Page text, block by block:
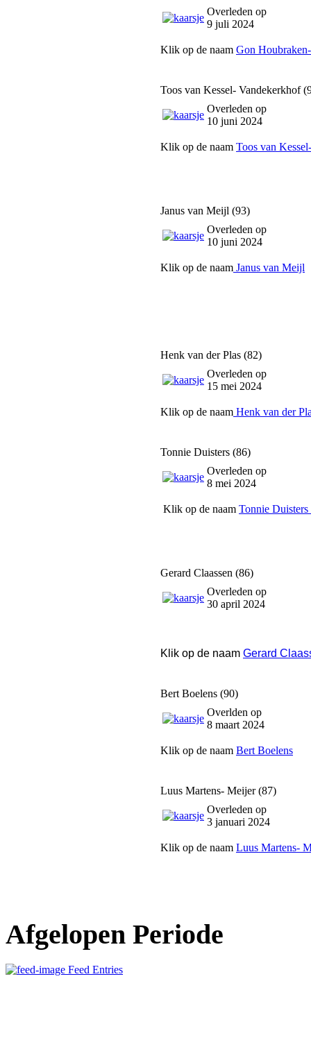
Overleden op
9 juli 2024
Klik op de naam Gon
Toos van Kessel- Vandekerkhof
Overleden op
10 juni 2024
Klik op de naam Toos van
Janus van Meijl (93)
Overleden op
10 juni 2024
Klik op de naam Janus van Meijl
Henk van der Plas (82)
Overleden op
15 mei 2024
Klik op de naam Henk van der
Tonnie Duisters (86)
Overleden op
8 mei 2024
Klik op de naam Tonnie Duisters
Gerard Claassen (86)
Overleden op
30 april 2024
Klik op de naam Gerard
Bert Boelens (90)
Overlden op
8 maart 2024
Klik op de naam Bert Boelens
Luus Martens- Meijer (87)
Overleden op
3 januari 2024
Klik op de naam Luus Martens-
Afgelopen Periode
Feed Entries